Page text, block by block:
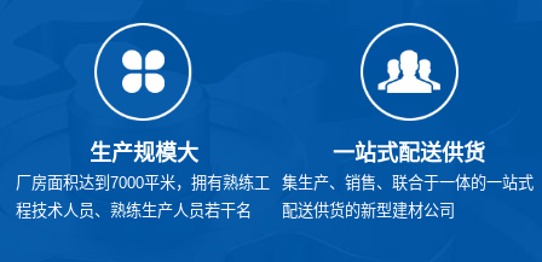
生产规模大
厂房面积达到7000平米，拥有熟练工
程技术人员、熟练生产人员若干名
一站式配送供货
集生产、销售、联合于一体的一站式
配送供货的新型建材公司